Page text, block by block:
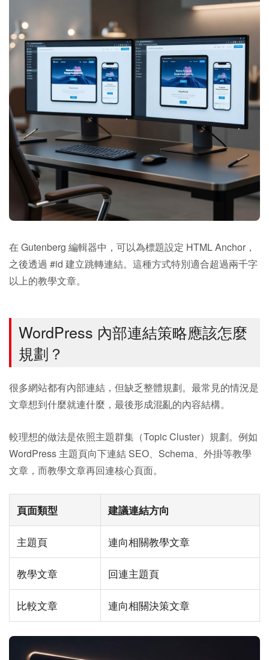
在 Gutenberg 編輯器中，可以為標題設定 HTML Anchor，
之後透過 #id 建立跳轉連結。這種方式特別適合超過兩千字
以上的教學文章。
WordPress 內部連結策略應該怎麼
規劃？
很多網站都有內部連結，但缺乏整體規劃。最常見的情況是
文章想到什麼就連什麼，最後形成混亂的內容結構。
較理想的做法是依照主題群集（Topic Cluster）規劃。例如
WordPress 主題頁向下連結 SEO、Schema、外掛等教學
文章，而教學文章再回連核心頁面。
頁面類型 建議連結方向
主題頁 連向相關教學文章
教學文章 回連主題頁
比較文章 連向相關決策文章